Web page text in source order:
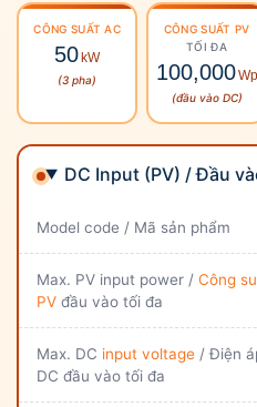
CÔNG SUẤT AC
50kW
(3 pha)
CÔNG SUẤT PV
TỐI ĐA
100,000Wp
(đầu vào DC)
DC Input (PV) / Đầu
Model code / Mã sản phẩm
Max. PV input power /Công
PV đầu vào tối đa
Max. DC input voltage / Điện
DC đầu vào tối đa